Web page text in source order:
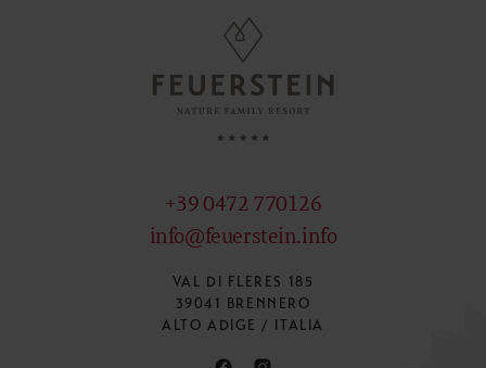
+39 0472 770126
info@feuerstein.info
VAL DI FLERES 185
39041 BRENNERO
ALTO ADIGE / ITALIA